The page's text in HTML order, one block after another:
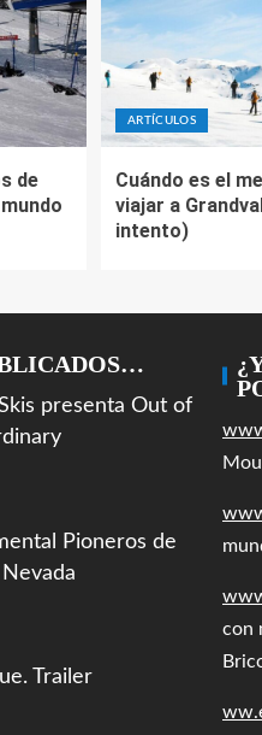
de
ARTÍCULOS
Cuándo es el
viajar a
intento)
presenta Out of
Pioneros de
Trailer
con